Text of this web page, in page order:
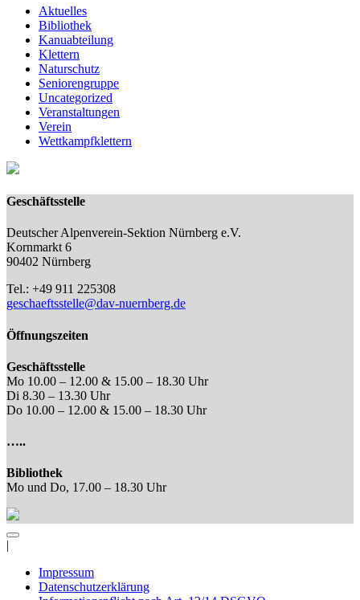
Aktuelles
Bibliothek
Kanuabteilung
Klettern
Naturschutz
Seniorengruppe
Uncategorized
Veranstaltungen
Verein
Wettkampfklettern
Geschäftsstelle
Deutscher Alpenverein-Sektion Nürnberg e.V.
Kornmarkt 6
90402 Nürnberg
Tel.: +49 911 225308
geschaeftsstelle@dav-nuernberg.de
Öffnungszeiten
Geschäftsstelle
Mo 10.00 – 12.00 & 15.00 – 18.30 Uhr
Di 8.30 – 13.30 Uhr
Do 10.00 – 12.00 & 15.00 – 18.30 Uhr
…..
Bibliothek
Mo und Do, 17.00 – 18.30 Uhr
Impressum
Datenschutzerklärung